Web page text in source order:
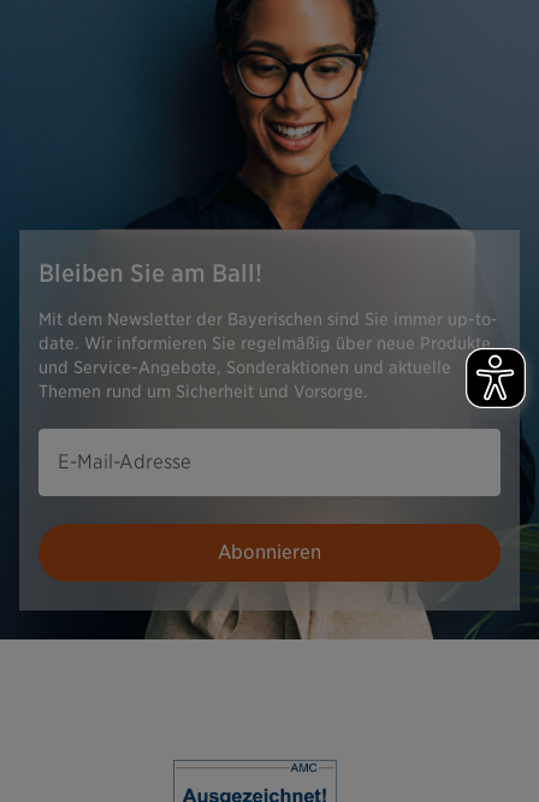
Bleiben Sie am Ball!
Mit dem Newsletter der Bayerischen sind Sie immer up-to-
date. Wir informieren Sie regelmäßig über neue Produkte
und Service-Angebote, Sonderaktionen und aktuelle
Themen rund um Sicherheit und Vorsorge.
E-Mail-Adresse
Abonnieren